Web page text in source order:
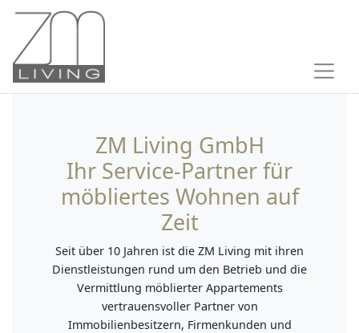
ZM Living GmbH
Ihr Service-Partner für
möbliertes Wohnen auf
Zeit
Seit über 10 Jahren ist die ZM Living mit ihren
Dienstleistungen rund um den Betrieb und die
Vermittlung möblierter Appartements
vertrauensvoller Partner von
Immobilienbesitzern, Firmenkunden und